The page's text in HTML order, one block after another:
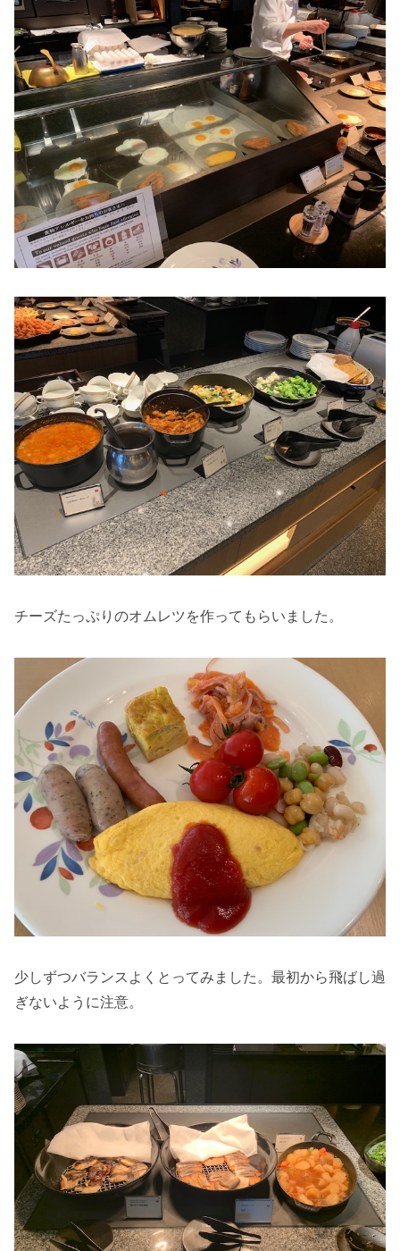
チーズたっぷりのオムレツを作ってもらいました。
少しずつバランスよくとってみました。最初から飛ばし過
ぎないように注意。